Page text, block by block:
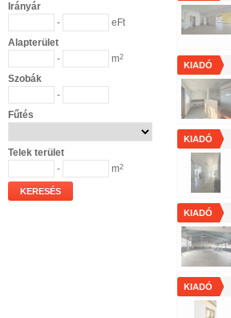
Irányár
-
eFt
Alapterület
-
m2
Szobák
-
Fűtés
Telek terület
-
m2
KERESÉS
KIADÓ
KIADÓ
KIADÓ
KIADÓ